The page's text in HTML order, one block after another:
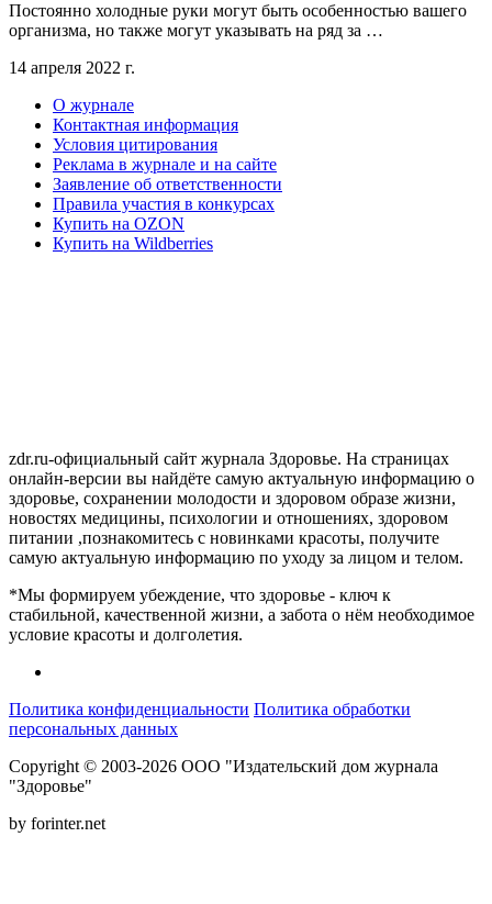
Постоянно холодные руки могут быть особенностью вашего
организма, но также могут указывать на ряд за …
14 апреля 2022 г.
О журнале
Контактная информация
Условия цитирования
Реклама в журнале и на сайте
Заявление об ответственности
Правила участия в конкурсах
Купить на OZON
Купить на Wildberries
zdr.ru-официальный сайт журнала Здоровье. На страницах
онлайн-версии вы найдёте самую актуальную информацию о
здоровье, сохранении молодости и здоровом образе жизни,
новостях медицины, психологии и отношениях, здоровом
питании ,познакомитесь с новинками красоты, получите
самую актуальную информацию по уходу за лицом и телом.
*Мы формируем убеждение, что здоровье - ключ к
стабильной, качественной жизни, а забота о нём необходимое
условие красоты и долголетия.
Политика конфиденциальности Политика обработки
персональных данных
Copyright © 2003-2026 ООО "Издательский дом журнала
"Здоровье"
by forinter.net